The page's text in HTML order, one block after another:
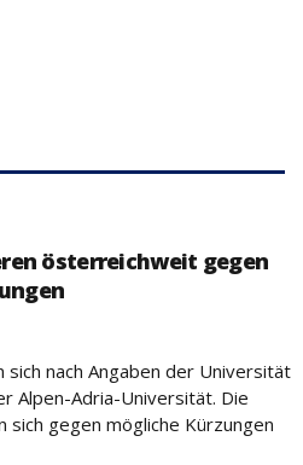
österreichweit gegen
nach Angaben der Universität
Alpen-Adria-Universität. Die
gegen mögliche Kürzungen